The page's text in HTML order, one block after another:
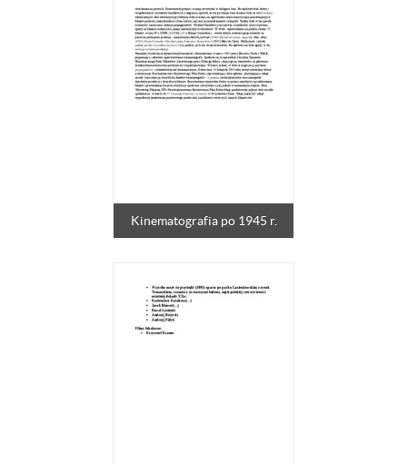
Kinematografia po 1945 r.